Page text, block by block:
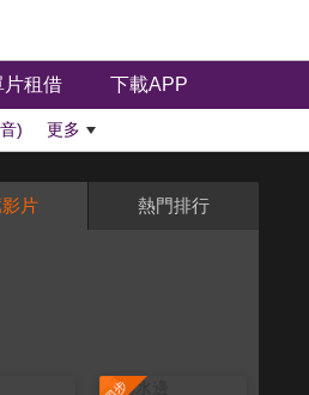
片租借 下載APP
) 更多
片 熱門排行